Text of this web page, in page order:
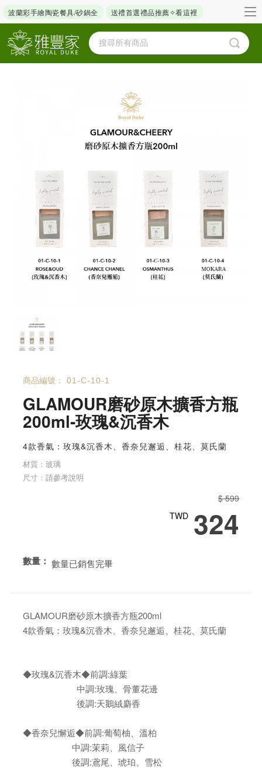
波蘭彩手繪陶瓷餐具/砂鍋全 送禮首選禮品推薦✧看這裡
商品編號： 01-C-10-1
GLAMOUR磨砂原木擴香方瓶
200ml-玫瑰&沉香木
4款香氣：玫瑰&沉香木、香奈兒邂逅、桂花、莫氏蘭
材質：玻璃
尺寸：請參考說明
$ 599
TWD 324
數量： 數量已銷售完畢
GLAMOUR磨砂原木擴香方瓶200ml
4款香氣：玫瑰&沉香木、香奈兒邂逅、桂花、莫氏蘭
◆玫瑰&沉香木◆前調:綠葉
中調:玫瑰、骨董花邊
後調:天鵝絨麝香
◆香奈兒懈逅◆前調:葡萄柚、溫柏
中調:茉莉、風信子
後調:鳶尾、琥珀、雪松